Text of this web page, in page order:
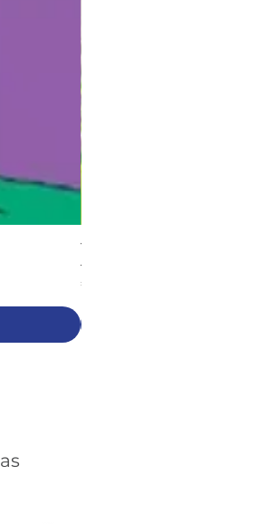
Turma da Mônica:
Preço
€ 6,90